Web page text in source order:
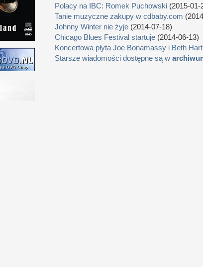
Polacy na IBC: Romek Puchowski (2015-01-
Tanie muzyczne zakupy w cdbaby.com
Johnny Winter nie żyje (2014-07-18)
Chicago Blues Festival startuje (2014-06-13)
Koncertowa płyta Joe Bonamassy i Beth Hart
Starsze wiadomości dostępne są w